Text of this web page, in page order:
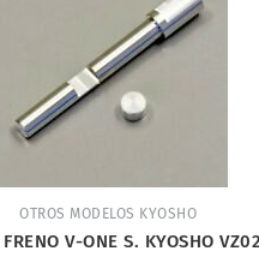
OTROS MODELOS KYOSHO
FRENO V-ONE S. KYOSHO